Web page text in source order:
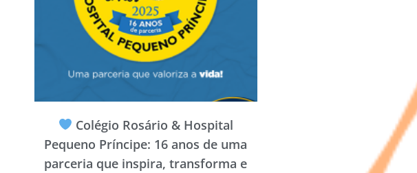
Colégio Rosário & Hospital
Pequeno Príncipe: 16 anos de uma
parceria que inspira, transforma e